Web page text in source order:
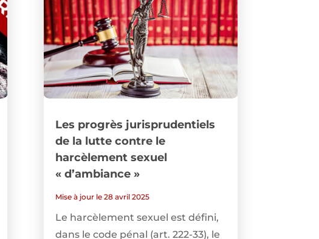
Les progrès jurisprudentiels
de la lutte contre le
harcèlement sexuel
« d’ambiance »
Mise à jour le 28 avril 2025
Le harcèlement sexuel est défini,
dans le code pénal (art. 222-33), le